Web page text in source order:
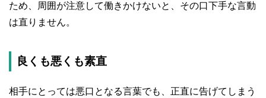
ため、周囲が注意して働きかけないと、その口下手な言動
は直りません。
良くも悪くも素直
相手にとっては悪口となる言葉でも、正直に告げてしまう